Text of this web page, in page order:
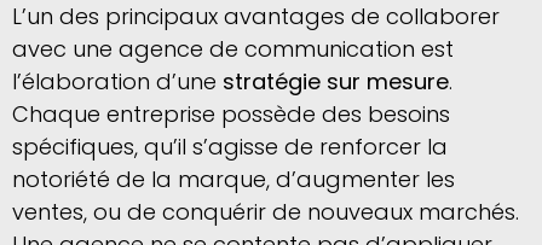
L’un des principaux avantages de collaborer
avec une agence de communication est
l’élaboration d’une stratégie sur mesure.
Chaque entreprise possède des besoins
spécifiques, qu’il s’agisse de renforcer la
notoriété de la marque, d’augmenter les
ventes, ou de conquérir de nouveaux marchés.